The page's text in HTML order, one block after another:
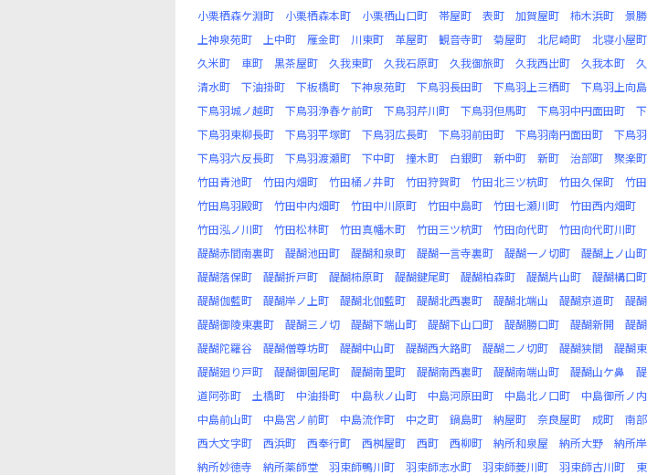
小栗栖森ケ淵町
小栗栖森本町 小栗栖山口町 帯屋町 表町 加賀屋町 柿木浜町 景
上神泉苑町
上中町 雁金町 川東町 革屋町 観音寺町 菊屋町 北尼崎町 北寝小屋町
久米町
車町 黒茶屋町 久我東町 久我石原町 久我御旅町 久我西出町 久我本町
清水町
下油掛町 下板橋町 下神泉苑町 下鳥羽長田町 下鳥羽上三栖町 下鳥羽上向
下鳥羽城ノ越町
下鳥羽浄春ケ前町 下鳥羽芹川町 下鳥羽但馬町 下鳥羽中円面田町
下鳥羽東柳長町
下鳥羽平塚町 下鳥羽広長町 下鳥羽前田町 下鳥羽南円面田町 下鳥
下鳥羽六反長町
下鳥羽渡瀬町 下中町 撞木町 白銀町 新中町 新町 治部町 聚楽町
竹田青池町
竹田内畑町 竹田桶ノ井町 竹田狩賀町 竹田北三ツ杭町 竹田久保町 竹
竹田鳥羽殿町
竹田中内畑町 竹田中川原町 竹田中島町 竹田七瀬川町 竹田西内畑町
竹田泓ノ川町
竹田松林町 竹田真幡木町 竹田三ツ杭町 竹田向代町 竹田向代町川町
醍醐赤間南裏町
醍醐池田町 醍醐和泉町 醍醐一言寺裏町 醍醐一ノ切町 醍醐上ノ山町
醍醐落保町
醍醐折戸町 醍醐柿原町 醍醐鍵尾町 醍醐柏森町 醍醐片山町 醍醐構口町
醍醐伽藍町
醍醐岸ノ上町 醍醐北伽藍町 醍醐北西裏町 醍醐北端山 醍醐京道町 醍
醍醐御陵東裏町
醍醐三ノ切 醍醐下端山町 醍醐下山口町 醍醐勝口町 醍醐新開 醍
醍醐陀羅谷
醍醐僧尊坊町 醍醐中山町 醍醐西大路町 醍醐二ノ切町 醍醐狭間 醍醐
醍醐廻り戸町
醍醐御園尾町 醍醐南里町 醍醐南西裏町 醍醐南端山町 醍醐山ケ鼻
道阿弥町
土橋町 中油掛町 中島秋ノ山町 中島河原田町 中島北ノ口町 中島御所ノ
中島前山町
中島宮ノ前町 中島流作町 中之町 鍋島町 納屋町 奈良屋町 成町 南
西大文字町
西浜町 西奉行町 西桝屋町 西町 西柳町 納所和泉屋 納所大野 納所
納所妙徳寺
納所薬師堂 羽束師鴨川町 羽束師志水町 羽束師菱川町 羽束師古川町